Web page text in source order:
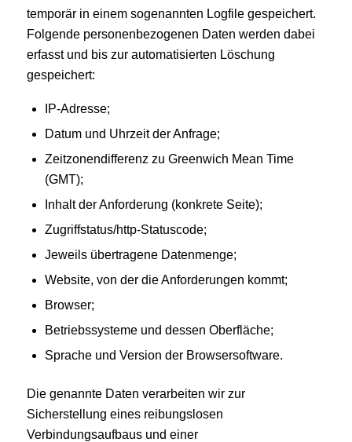
temporär in einem sogenannten Logfile gespeichert.
Folgende personenbezogenen Daten werden dabei
erfasst und bis zur automatisierten Löschung
gespeichert:
IP-Adresse;
Datum und Uhrzeit der Anfrage;
Zeitzonendifferenz zu Greenwich Mean Time
(GMT);
Inhalt der Anforderung (konkrete Seite);
Zugriffstatus/http-Statuscode;
Jeweils übertragene Datenmenge;
Website, von der die Anforderungen kommt;
Browser;
Betriebssysteme und dessen Oberfläche;
Sprache und Version der Browsersoftware.
Die genannte Daten verarbeiten wir zur
Sicherstellung eines reibungslosen
Verbindungsaufbaus und einer